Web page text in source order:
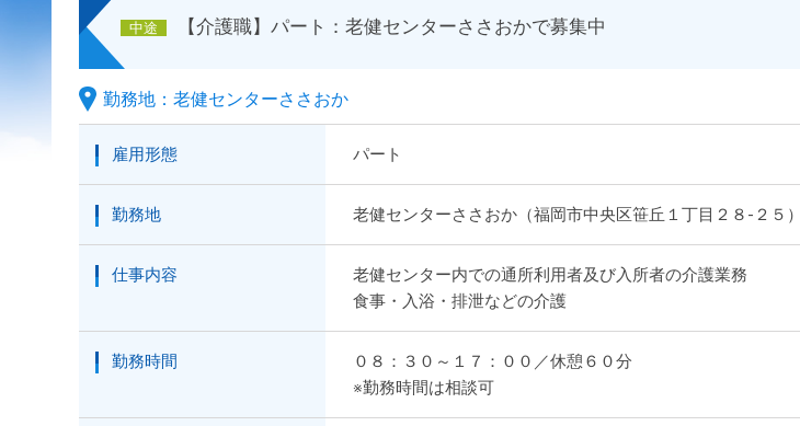
中途 【介護職】パート：老健センターささおかで募集中
勤務地：老健センターささおか
雇用形態 パート
勤務地 老健センターささおか（福岡市中央区笹丘１丁目２８-２５）
仕事内容
老健センター内での通所利用者及び入所者の介護業務
食事・入浴・排泄などの介護
勤務時間
０８：３０～１７：００／休憩６０分
※勤務時間は相談可